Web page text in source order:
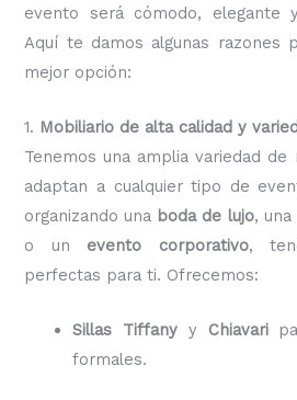
evento será cómodo, elegante
Aquí te damos algunas razones
mejor opción:
1. Mobiliario de alta calidad y
Tenemos una amplia variedad de
adaptan a cualquier tipo de
organizando una boda de lujo, una
o un evento corporativo,
perfectas para ti. Ofrecemos:
Sillas Tiffanyy Chiavari
formales.